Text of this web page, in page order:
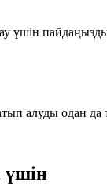
пайдаңызды
алуды одан да
үшін